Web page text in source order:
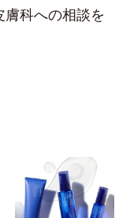
膚科への相談を